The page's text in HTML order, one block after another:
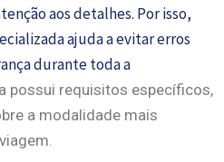
aos detalhes. Por isso,
ajuda a evitar erros
durante toda a
possui requisitos específicos,
a modalidade mais